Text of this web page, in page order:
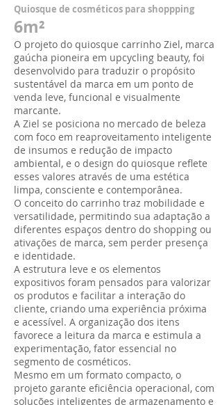
Quiosque de cosméticos para shoppping
6m²
O projeto do quiosque carrinho Ziel, marca
gaúcha pioneira em upcycling beauty, foi
desenvolvido para traduzir o propósito
sustentável da marca em um ponto de
venda leve, funcional e visualmente
marcante.
A Ziel se posiciona no mercado de beleza
com foco em reaproveitamento inteligente
de insumos e redução de impacto
ambiental, e o design do quiosque reflete
esses valores através de uma estética
limpa, consciente e contemporânea.
O conceito do carrinho traz mobilidade e
versatilidade, permitindo sua adaptação a
diferentes espaços dentro do shopping ou
ativações de marca, sem perder presença
e identidade.
A estrutura leve e os elementos
expositivos foram pensados para valorizar
os produtos e facilitar a interação do
cliente, criando uma experiência próxima
e acessível. A organização dos itens
favorece a leitura da marca e estimula a
experimentação, fator essencial no
segmento de cosméticos.
Mesmo em um formato compacto, o
projeto garante eficiência operacional, com
soluções inteligentes de armazenamento e